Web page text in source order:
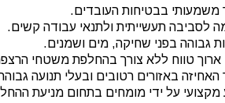
משמעותי בבטיחות העובדים.
לסביבה תעשייתית ולתנאי עבודה קשים.
גבוהה בפני שחיקה, מים ושמנים.
ארוך טווח ללא צורך בהחלפת משטחי
האחיזה באזורים רטובים ובעלי תנועה
מקצועי על ידי מומחים בתחום מניעת